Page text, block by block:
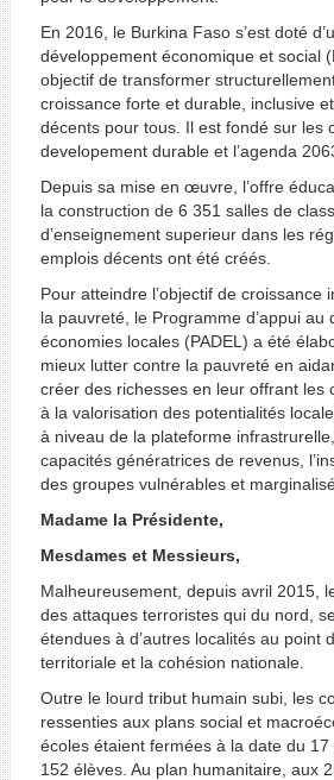
En 2016, le Burkina Faso s’est doté
développement économique et social
objectif de transformer
croissance forte et durable, inclusive
décents pour tous. Il est fondé sur les
developement durable et l’agenda
Depuis sa mise en œuvre, l’offre
la construction de 6 351 salles de
d’enseignement superieur dans les
emplois décents ont été créés.
Pour atteindre l’objectif de croissance
la pauvreté, le Programme d’appui au
économies locales (PADEL) a été
mieux lutter contre la pauvreté en
créer des richesses en leur offrant les
à la valorisation des potentialités
à niveau de la plateforme
capacités génératrices de revenus,
des groupes vulnérables et
Madame la Présidente,
Mesdames et Messieurs,
Malheureusement, depuis avril 2015,
des attaques terroristes qui du nord,
étendues à d’autres localités au point
territoriale et la cohésion nationale.
Outre le lourd tribut humain subi, les
ressenties aux plans social et
écoles étaient fermées à la date du
152 élèves. Au plan humanitaire, aux